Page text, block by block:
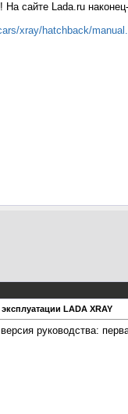
На сайте Lada.ru
xray/hatchback/
LADA XRAY
руководства: